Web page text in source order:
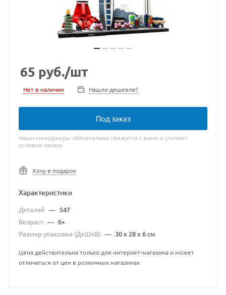
65 руб./шт
Нет в наличии Нашли дешевле?
Под заказ
Наши менеджеры обязательно свяжутся с вами и уточнят
условия заказа
Хочу в подарок
Характеристики
Деталей — 547
Возраст — 6+
Размер упаковки (ДхШхВ) — 30 х 28 х 6 см
Цена действительна только для интернет-магазина и может
отличаться от цен в розничных магазинах